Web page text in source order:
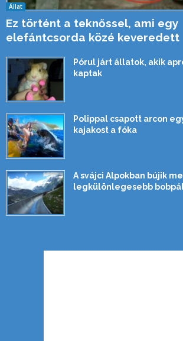
Állat
Ez történt a teknőssel, ami egy
elefántcsorda közé keveredett
Pórul járt állatok, akik
kaptak
Polippal csapott arcon
kajakost a fóka
A svájci Alpokban bújik
legkülönlegesebb